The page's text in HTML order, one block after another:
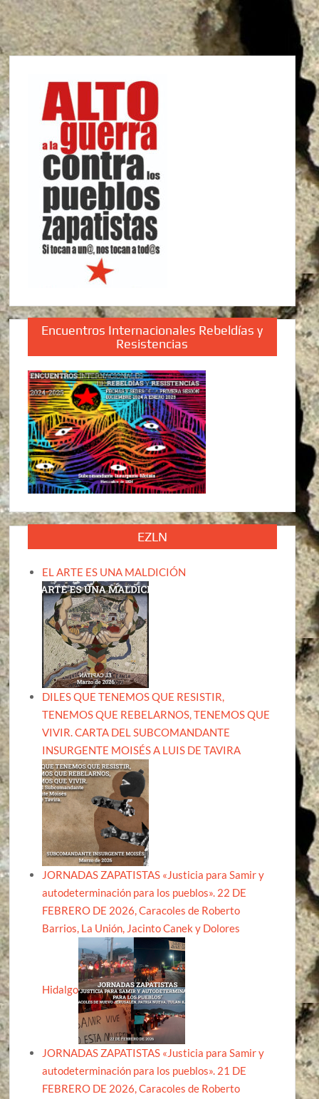
Encuentros Internacionales Rebeldías y
Resistencias
EZLN
EL ARTE ES UNA MALDICIÓN
DILES QUE TENEMOS QUE RESISTIR,
TENEMOS QUE REBELARNOS, TENEMOS QUE
VIVIR. CARTA DEL SUBCOMANDANTE
INSURGENTE MOISÉS A LUIS DE TAVIRA
JORNADAS ZAPATISTAS «Justicia para Samir y
autodeterminación para los pueblos». 22 DE
FEBRERO DE 2026, Caracoles de Roberto
Barrios, La Unión, Jacinto Canek y Dolores
Hidalgo
JORNADAS ZAPATISTAS «Justicia para Samir y
autodeterminación para los pueblos». 21 DE
FEBRERO DE 2026, Caracoles de Roberto